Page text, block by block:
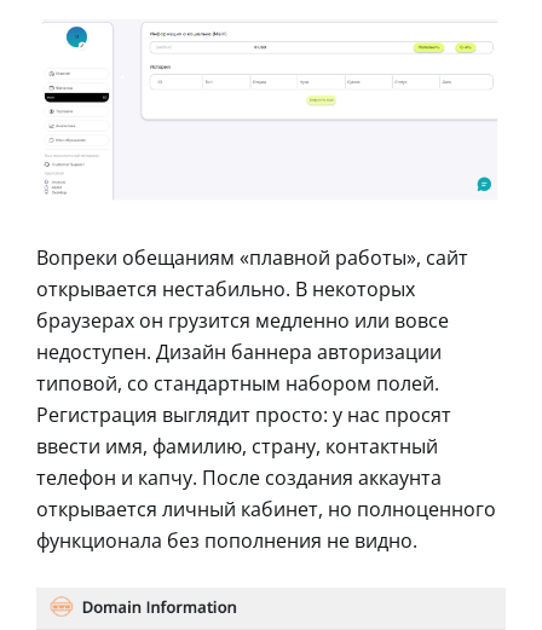
Вопреки обещаниям «плавной работы», сайт
открывается нестабильно. В некоторых
браузерах он грузится медленно или вовсе
недоступен. Дизайн баннера авторизации
типовой, со стандартным набором полей.
Регистрация выглядит просто: у нас просят
ввести имя, фамилию, страну, контактный
телефон и капчу. После создания аккаунта
открывается личный кабинет, но полноценного
функционала без пополнения не видно.